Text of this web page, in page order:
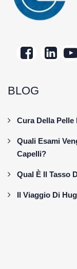
BLOG
Cura Della
Quali Esami
Capelli?
Qual È Il Tasso
Il Viaggio Di